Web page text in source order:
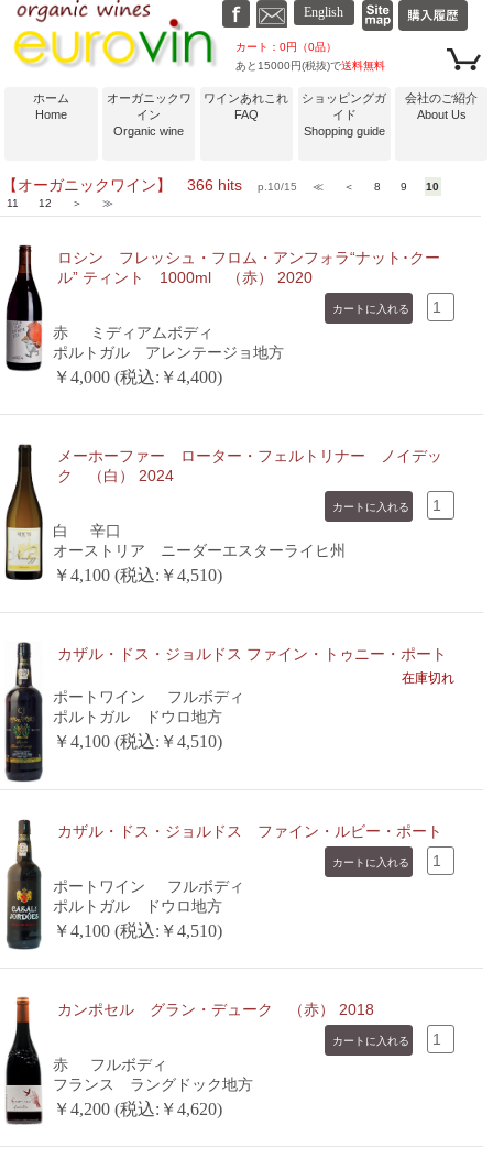
カート：0円（0品）
あと15000円(税抜)で送料無料
ホーム
Home
オーガニックワ
イン
Organic wine
ワインあれこれ
FAQ
ショッピングガ
イド
Shopping guide
会社のご紹介
About Us
【オーガニックワイン】 366 hitsp.10/15 ≪ ＜ 8 9
10
11
12 ＞ ≫
ロシン フレッシュ・フロム・アンフォラ“ナット･クー
ル” ティント 1000ml （赤） 2020
赤
ミディアムボディ
ポルトガル アレンテージョ地方
￥4,000 (税込:￥4,400)
メーホーファー ローター・フェルトリナー ノイデッ
ク （白） 2024
白
辛口
オーストリア ニーダーエスターライヒ州
￥4,100 (税込:￥4,510)
カザル・ドス・ジョルドス ファイン・トゥニー・ポート
在庫切れ
ポートワイン
フルボディ
ポルトガル ドウロ地方
￥4,100 (税込:￥4,510)
カザル・ドス・ジョルドス ファイン・ルビー・ポート
ポートワイン
フルボディ
ポルトガル ドウロ地方
￥4,100 (税込:￥4,510)
カンポセル グラン・デューク （赤） 2018
赤
フルボディ
フランス ラングドック地方
￥4,200 (税込:￥4,620)